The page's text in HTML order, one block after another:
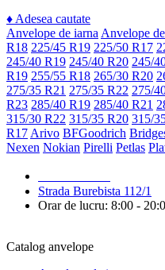
♦ Adesea cautate
Anvelope de iarna Anvelope
R18 225/45 R19 225/50 R17
245/40 R19 245/40 R20 245/
R19 255/55 R18 265/30 R20
275/35 R21 275/35 R22 275/
R23 285/40 R19 285/40 R21
315/30 R22 315/35 R20 315/
R17 Arivo BFGoodrich
Nexen Nokian Pirelli Petlas
Strada Burebista 112/1
Orar de lucru: 8:00 -
Catalog anvelope